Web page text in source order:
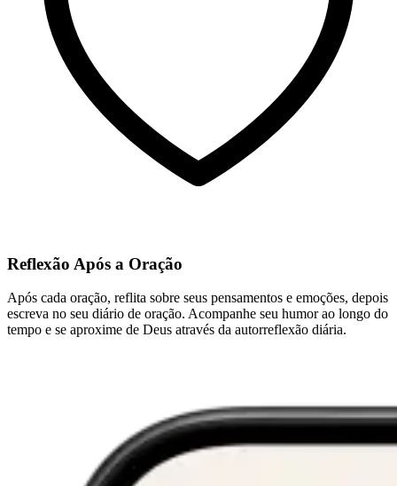
Reflexão Após a Oração
Após cada oração, reflita sobre seus pensamentos e emoções, depois
escreva no seu diário de oração. Acompanhe seu humor ao longo do
tempo e se aproxime de Deus através da autorreflexão diária.